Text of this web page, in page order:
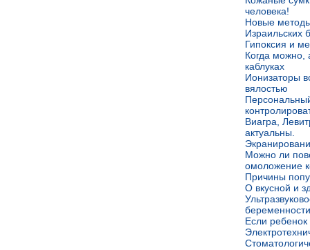
человека!
Новые
Израильских
Гипоксия и
Когда можно,
каблуках
Ионизаторы
вялостью
Виагра,
актуальны.
Можно ли
омоложение
Причины
О вкусной и
беременности
Если ребенок